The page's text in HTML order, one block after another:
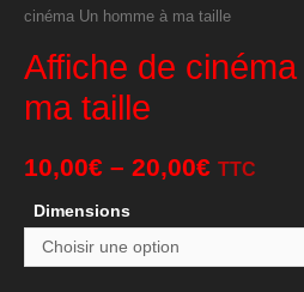
cinéma Un homme à ma taille
Affiche de
ma taille
10,00€ – 20,00€ TTC
Dimensions